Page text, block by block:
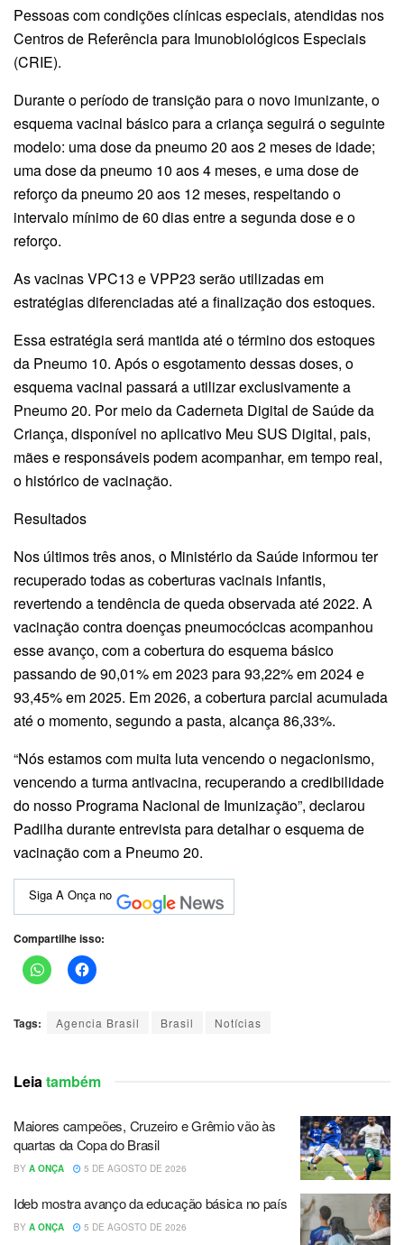
Pessoas com condições clínicas especiais, atendidas nos
Centros de Referência para Imunobiológicos Especiais
(CRIE).
Durante o período de transição para o novo imunizante, o
esquema vacinal básico para a criança seguirá o seguinte
modelo: uma dose da pneumo 20 aos 2 meses de idade;
uma dose da pneumo 10 aos 4 meses, e uma dose de
reforço da pneumo 20 aos 12 meses, respeitando o
intervalo mínimo de 60 dias entre a segunda dose e o
reforço.
As vacinas VPC13 e VPP23 serão utilizadas em
estratégias diferenciadas até a finalização dos estoques.
Essa estratégia será mantida até o término dos estoques
da Pneumo 10. Após o esgotamento dessas doses, o
esquema vacinal passará a utilizar exclusivamente a
Pneumo 20. Por meio da Caderneta Digital de Saúde da
Criança, disponível no aplicativo Meu SUS Digital, pais,
mães e responsáveis podem acompanhar, em tempo real,
o histórico de vacinação.
Resultados
Nos últimos três anos, o Ministério da Saúde informou ter
recuperado todas as coberturas vacinais infantis,
revertendo a tendência de queda observada até 2022. A
vacinação contra doenças pneumocócicas acompanhou
esse avanço, com a cobertura do esquema básico
passando de 90,01% em 2023 para 93,22% em 2024 e
93,45% em 2025. Em 2026, a cobertura parcial acumulada
até o momento, segundo a pasta, alcança 86,33%.
“Nós estamos com muita luta vencendo o negacionismo,
vencendo a turma antivacina, recuperando a credibilidade
do nosso Programa Nacional de Imunização”, declarou
Padilha durante entrevista para detalhar o esquema de
vacinação com a Pneumo 20.
Siga A Onça no
Compartilhe isso:
Tags: Agencia Brasil Brasil Notícias
Leia também
Maiores campeões, Cruzeiro e Grêmio vão às
quartas da Copa do Brasil
BY A ONÇA 5 DE AGOSTO DE 2026
Ideb mostra avanço da educação básica no país
BY A ONÇA 5 DE AGOSTO DE 2026